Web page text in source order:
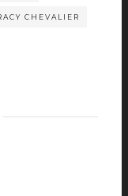
CHEVALIER